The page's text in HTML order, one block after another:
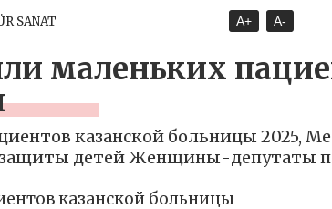
SANAT A+ A-
маленьких
казанской больницы 2025,
детей Женщины-депутаты
казанской больницы